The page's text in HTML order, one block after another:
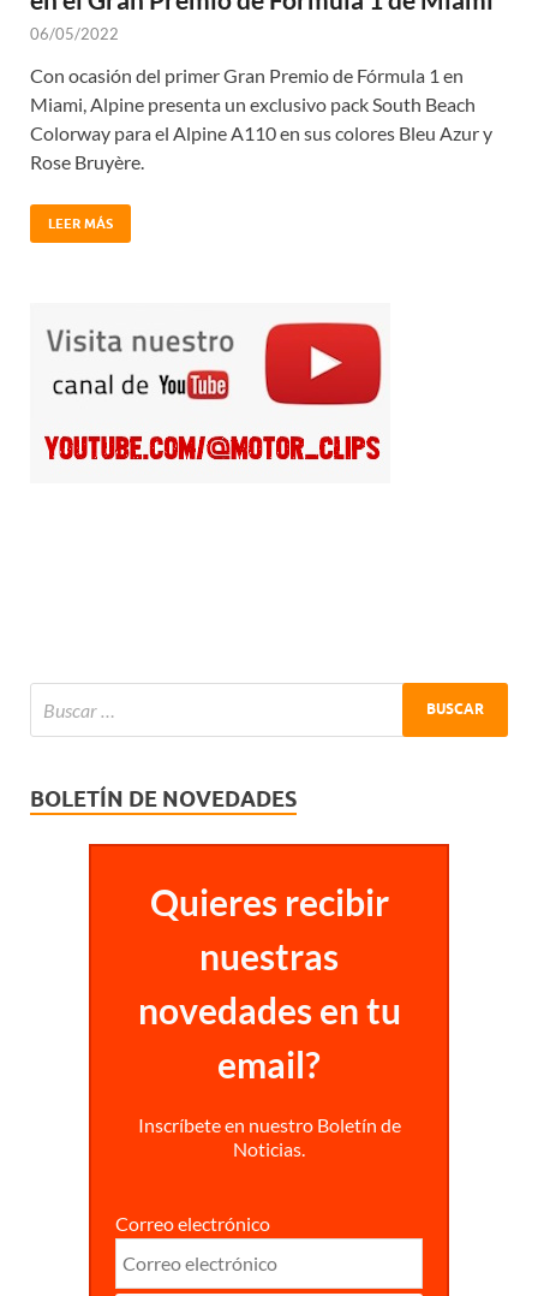
06/05/2022
Con ocasión del primer Gran Premio de Fórmula 1 en
Miami, Alpine presenta un exclusivo pack South Beach
Colorway para el Alpine A110 en sus colores Bleu Azur y
Rose Bruyère.
LEER MÁS
BOLETÍN DE NOVEDADES
Quieres recibir
nuestras
novedades en tu
email?
Inscríbete en nuestro Boletín de
Noticias.
Correo electrónico